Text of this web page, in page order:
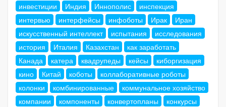
инвестиции
Индия Иннополис
инспекция
интервью
интерфейсы инфоботы Ирак
Иран
искусственный интеллект
испытания
исследования
история
Италия Казахстан
как заработать
Канада
катера квадрупеды кейсы
киборгизация
кино
Китай коботы
коллаборативные роботы
колонки
комбинированные
коммунальное хозяйство
компании
компоненты конвертопланы
конкурсы